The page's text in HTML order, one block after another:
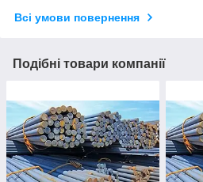
Всі умови повернення
Подібні товари компанії